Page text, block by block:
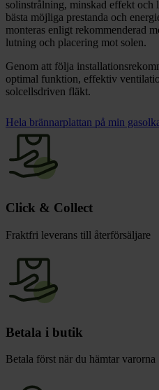
solinstrålning, minskad effekt och
bästa möjliga prestanda och
monteras enligt rekommenderad
lutning och placering mot solen.
Genom att följa
optimal funktion, effektiv
solcellsdriven fläkt.
Hela brännarplattan på min
Click & Collect
Fraktfri leverans till återförsäljare
Betala i butik
Betala först när du hämtar varorna